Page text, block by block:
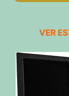
VER